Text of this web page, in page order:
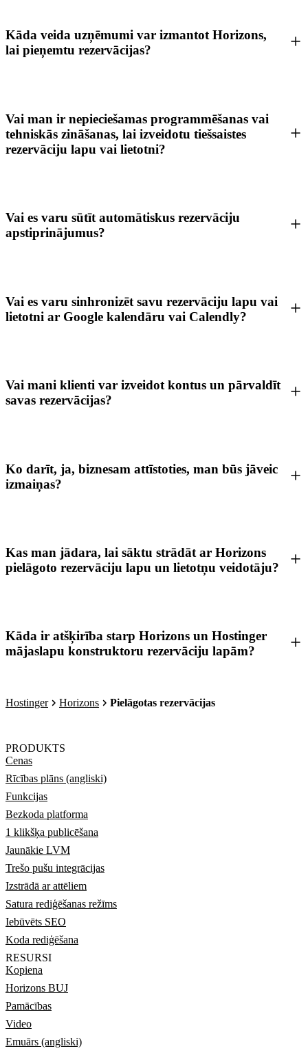
Kāda veida uzņēmumi var izmantot Horizons,
lai pieņemtu rezervācijas?
Vai man ir nepieciešamas programmēšanas vai
tehniskās zināšanas, lai izveidotu tiešsaistes
rezervāciju lapu vai lietotni?
Vai es varu sūtīt automātiskus rezervāciju
apstiprinājumus?
Vai es varu sinhronizēt savu rezervāciju lapu vai
lietotni ar Google kalendāru vai Calendly?
Vai mani klienti var izveidot kontus un pārvaldīt
savas rezervācijas?
Ko darīt, ja, biznesam attīstoties, man būs jāveic
izmaiņas?
Kas man jādara, lai sāktu strādāt ar Horizons
pielāgoto rezervāciju lapu un lietotņu veidotāju?
Kāda ir atšķirība starp Horizons un Hostinger
mājaslapu konstruktoru rezervāciju lapām?
Hostinger Horizons Pielāgotas rezervācijas
PRODUKTS
Cenas
Rīcības plāns (angliski)
Funkcijas
Bezkoda platforma
1 klikšķa publicēšana
Jaunākie LVM
Trešo pušu integrācijas
Izstrādā ar attēliem
Satura rediģēšanas režīms
Iebūvēts SEO
Koda rediģēšana
RESURSI
Kopiena
Horizons BUJ
Pamācības
Video
Emuārs (angliski)